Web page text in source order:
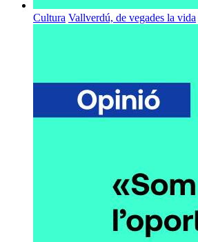
Cultura Vallverdú, de vegades la vida